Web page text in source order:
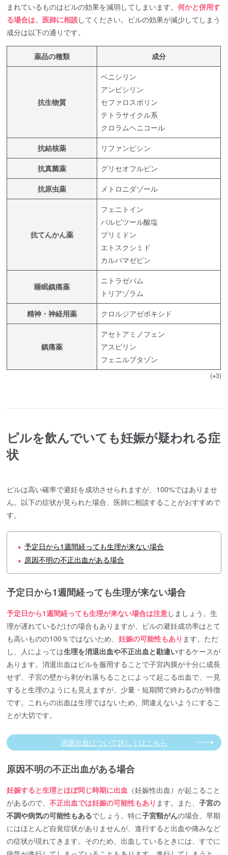
まれているものはピルの効果を減弱してしまいます。何かと併用す
る場合は、医師に相談してください。ピルの効果が減少してしまう
成分は以下の通りです。
薬品の種類 成分
抗生物質
ペニシリン
アンピシリン
セファロスポリン
テトラサイクル系
クロラムヘニコール
抗結核薬
リファンピシン
抗真菌薬
グリセオフルビン
抗原虫薬
メトロニダゾール
抗てんかん薬
フェニトイン
バルビツール酸塩
プリミドン
エトスクシミド
カルバマゼピン
睡眠鎮痛薬
ニトラゼパム
トリアゾラム
精神・神経用薬
クロルジアゼポキシド
鎮痛薬
アセトアミノフェン
アスピリン
フェニルブタゾン
(※3)
ピルを飲んでいても妊娠が疑われる症
状
ピルは高い確率で避妊を成功させられますが、100%ではありませ
ん。以下の症状が見られた場合、医師に相談することがおすすめで
す。
● 予定日から1週間経っても生理が来ない場合
● 原因不明の不正出血がある場合
予定日から1週間経っても生理が来ない場合
予定日から1週間経っても生理が来ない場合は注意しましょう。生
理が遅れているだけの場合もありますが、ピルの避妊成功率はとて
も高いものの100％ではないため、妊娠の可能性もあり ます。ただ
し、人によっては生理を消退出血や不正出血と勘違いするケースが
あります。消退出血はピルを服用することで子宮内膜が十分に成長
せず、子宮の壁から剥がれ落ちることによって起こる出血で、一見
すると生理のようにも見えますが、少量・短期間で終わるのが特徴
です。これらの出血は生理ではないため、間違えないようにするこ
とが大切です。
消退出血について詳しくはこちら
原因不明の不正出血がある場合
妊娠すると生理とほぼ同じ時期に出血 （妊娠性出血）が起こること
があるので、不正出血では妊娠の可能性もあり ます。また、子宮の
不調や病気の可能性もあるでしょう。特に子宮頸がんの場合、早期
にはほとんど自覚症状がありませんが、進行すると出血や痛みなど
の症状が現れてきます。そのため、出血しているときには、すでに